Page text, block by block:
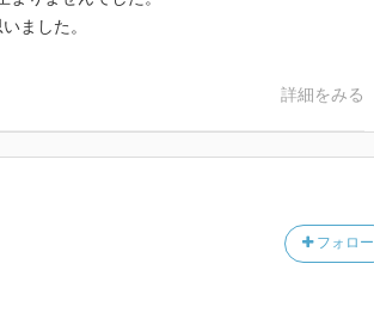
ました。
詳細をみる
フォロー